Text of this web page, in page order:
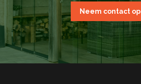
Neem contact op